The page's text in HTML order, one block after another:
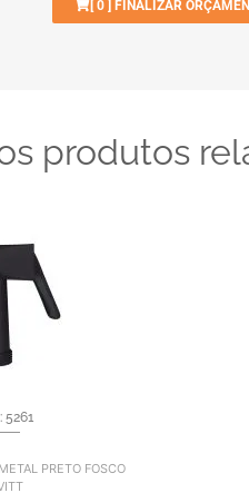
[ 0] FINALIZAR
produtos
5261
PRETO FOSCO